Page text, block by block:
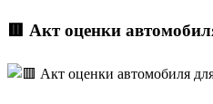
🟥 Акт оценки